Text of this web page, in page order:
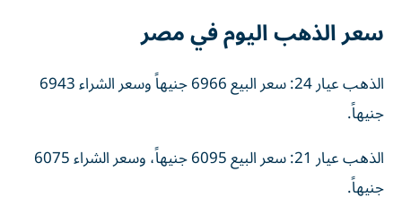
سعر الذهب اليوم في مصر
الذهب عيار 24: سعر البيع 6966 جنيهاً وسعر الشراء 6943
جنيهاً.
الذهب عيار 21: سعر البيع 6095 جنيهاً، وسعر الشراء 6075
جنيهاً.